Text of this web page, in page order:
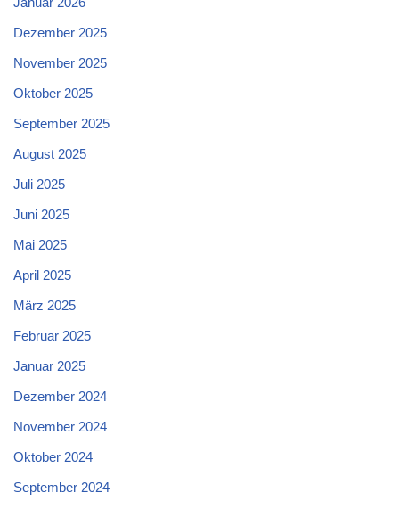
Dezember 2025
November 2025
Oktober 2025
September 2025
August 2025
Juli 2025
Juni 2025
Mai 2025
April 2025
März 2025
Februar 2025
Januar 2025
Dezember 2024
November 2024
Oktober 2024
September 2024